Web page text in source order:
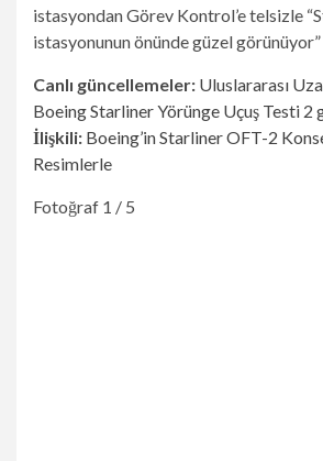
istasyondan Görev Kontrol’e telsizle
istasyonunun önünde güzel
Canlı güncellemeler: Uluslararası
Boeing Starliner Yörünge Uçuş Testi 2
İlişkili: Boeing’in Starliner OFT-2
Resimlerle
Fotoğraf 1 / 5